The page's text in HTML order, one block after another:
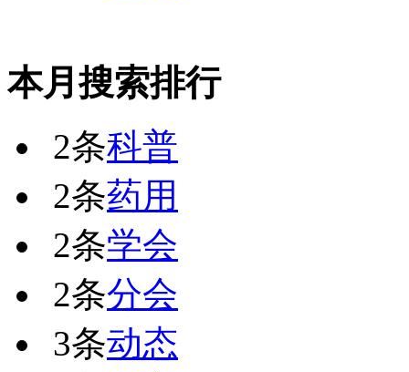
本月搜索排行
2条科普
2条药用
2条学会
2条分会
3条动态